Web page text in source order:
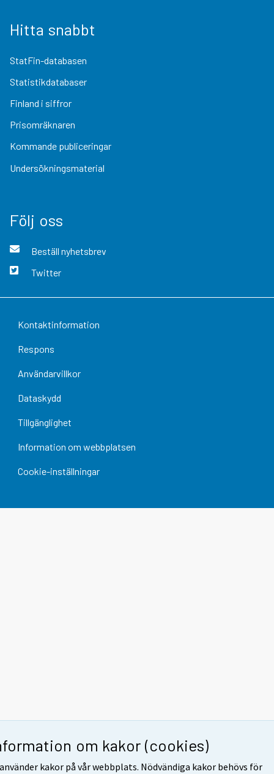
om kakor (cookies)
kakor på vår webbplats. Nödvändiga kakor behövs för
Hitta snabbt
StatFin-databasen
Statistikdatabaser
Finland i siffror
Prisomräknaren
Kommande publiceringar
Undersökningsmaterial
Följ oss
Beställ nyhetsbrev
Twitter
Kontaktinformation
Respons
Användarvillkor
Dataskydd
Tillgänglighet
Information om webbplatsen
Cookie-inställningar